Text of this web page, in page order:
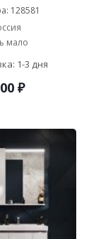
128581
мало
1-3 дня
₽